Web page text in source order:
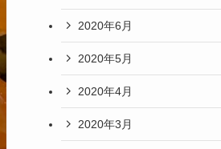
2020年6月
2020年5月
2020年4月
2020年3月